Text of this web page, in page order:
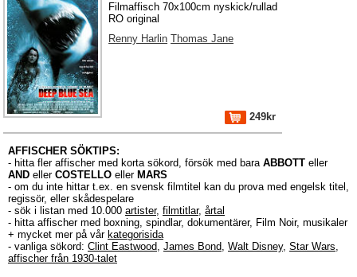
Filmaffisch 70x100cm nyskick/rullad
RO original
Renny Harlin Thomas Jane
249kr
AFFISCHER SÖKTIPS:
- hitta fler affischer med korta sökord, försök med bara ABBOTT eller
AND eller COSTELLO eller MARS
- om du inte hittar t.ex. en svensk filmtitel kan du prova med engelsk titel,
regissör, eller skådespelare
- sök i listan med 10.000 artister, filmtitlar, årtal
- hitta affischer med boxning, spindlar, dokumentärer, Film Noir, musikaler
+ mycket mer på vår kategorisida
- vanliga sökord: Clint Eastwood, James Bond, Walt Disney, Star Wars,
affischer från 1930-talet